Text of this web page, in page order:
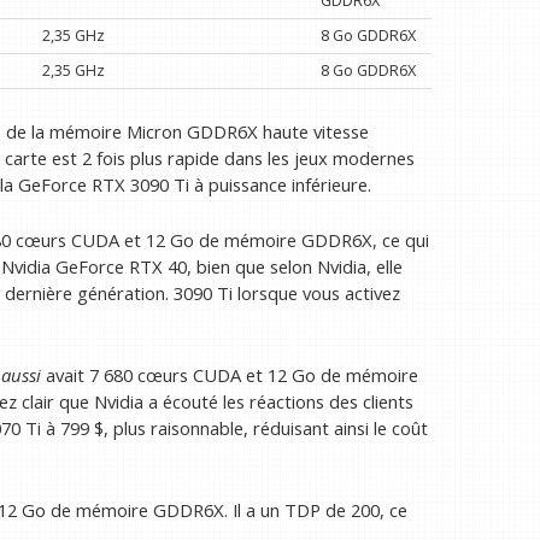
2,35 GHz
8 Go GDDR6X
2,35 GHz
8 Go GDDR6X
la mémoire Micron GDDR6X haute vitesse
est 2 fois plus rapide dans les jeux modernes
GeForce RTX 3090 Ti à puissance inférieure.
cœurs CUDA et 12 Go de mémoire GDDR6X, ce qui
GeForce RTX 40, bien que selon Nvidia, elle
génération. 3090 Ti lorsque vous activez
aussi avait 7 680 cœurs CUDA et 12 Go de mémoire
clair que Nvidia a écouté les réactions des clients
Ti à 799 $, plus raisonnable, réduisant ainsi le coût
Go de mémoire GDDR6X. Il a un TDP de 200, ce